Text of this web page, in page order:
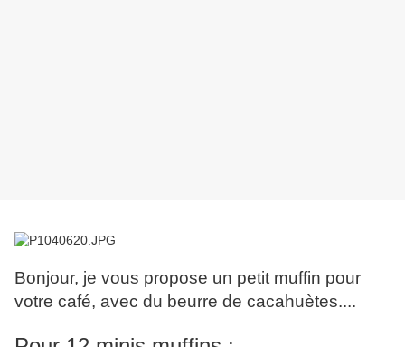
Bonjour, je vous propose un petit muffin pour
votre café, avec du beurre de cacahuètes....